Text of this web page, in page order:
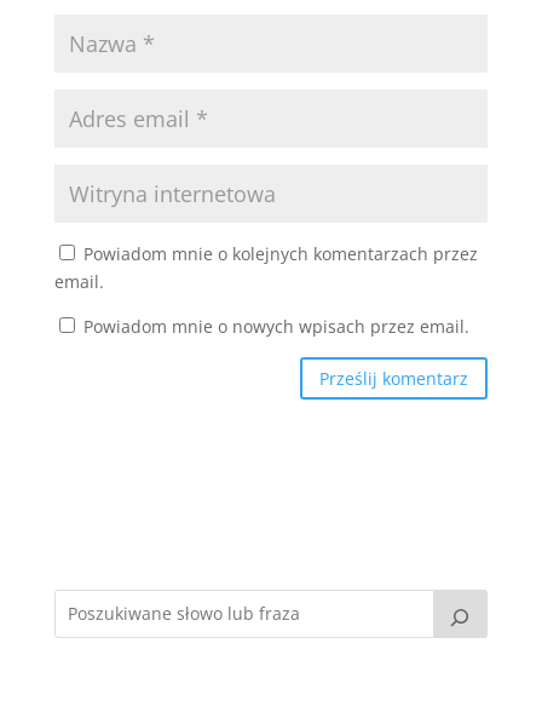
Powiadom mnie o kolejnych komentarzach przez
email.
Powiadom mnie o nowych wpisach przez email.